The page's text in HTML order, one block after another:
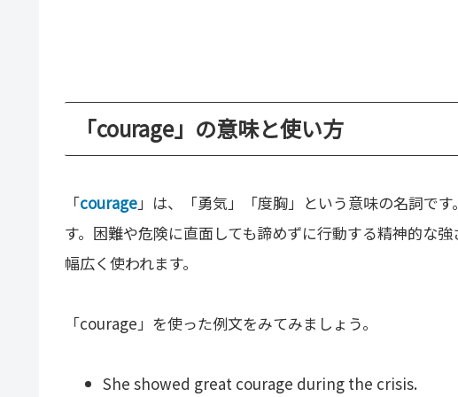
「courage」の意味と使い方
「courage」は、「勇気」「度胸」という意味の名詞で
す。困難や危険に直面しても諦めずに行動する精神的な
幅広く使われます。
「courage」を使った例文をみてみましょう。
She showed great courage during the crisis.